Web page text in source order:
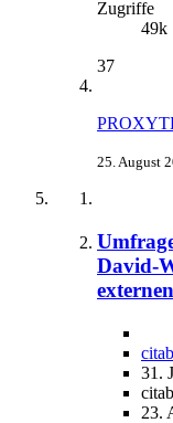
Zugriffe
49k
37
25. August
David-
citab
31.
citab
23.